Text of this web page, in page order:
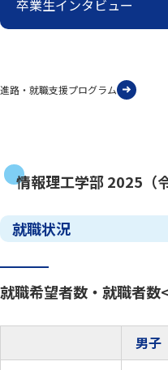
卒業生インタビュー
進路・就職支援プログラム
情報理工学部 2025（
就職状況
就職希望者数・就職者
男子